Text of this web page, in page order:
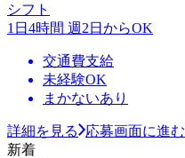
シフト
1日4時間 週2日からOK
交通費支給
未経験OK
まかないあり
詳細を見る
応募画面に進む
新着